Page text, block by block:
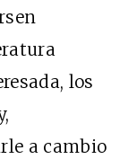
los
a cambio